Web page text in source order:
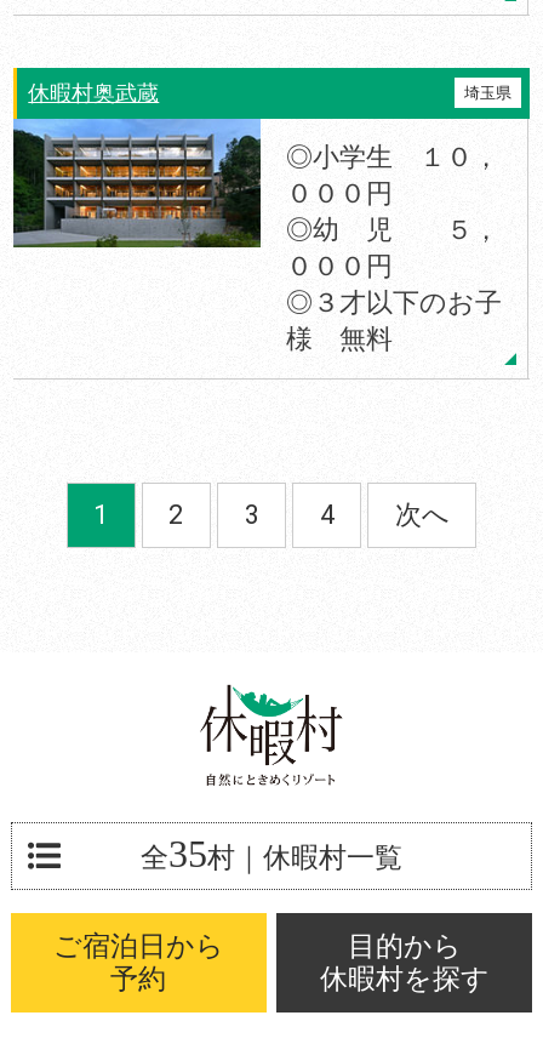
休暇村奥武蔵 埼玉県
◎小学生 １０，
０００円
◎幼 児 ５，
０００円
◎３才以下のお子
様 無料
1 2 3 4 次へ
全35村｜休暇村一覧
ご宿泊日から
予約
目的から
休暇村を探す